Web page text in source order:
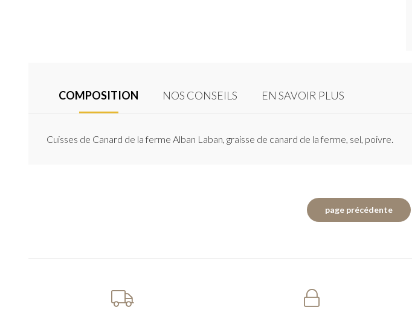
COMPOSITION NOS CONSEILS EN SAVOIR PLUS
Cuisses de Canard de la ferme Alban Laban, graisse de canard de la ferme, sel, poivre.